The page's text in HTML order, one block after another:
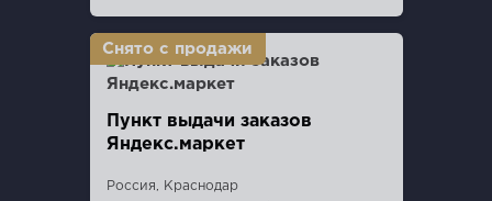
Пункт выдачи заказов
Яндекс.маркет
Россия, Краснодар